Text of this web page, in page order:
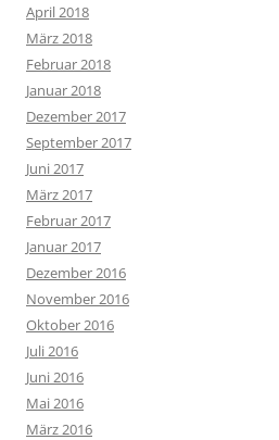
April 2018
März 2018
Februar 2018
Januar 2018
Dezember 2017
September 2017
Juni 2017
März 2017
Februar 2017
Januar 2017
Dezember 2016
November 2016
Oktober 2016
Juli 2016
Juni 2016
Mai 2016
März 2016